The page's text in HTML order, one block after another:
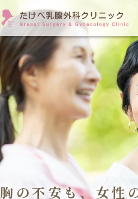
胸の不安も、女性